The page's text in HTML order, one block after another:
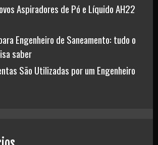
Aspiradores de Pó e Líquido AH22
Engenheiro de Saneamento: tudo o
saber
São Utilizadas por um Engenheiro